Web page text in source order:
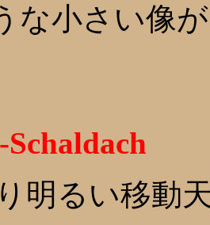
な小さい像
明るい移動